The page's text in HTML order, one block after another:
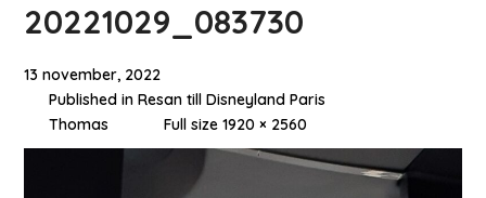
20221029_083730
13 november, 2022
Published inResan till Disneyland Paris
Thomas
Full size 1920 × 2560